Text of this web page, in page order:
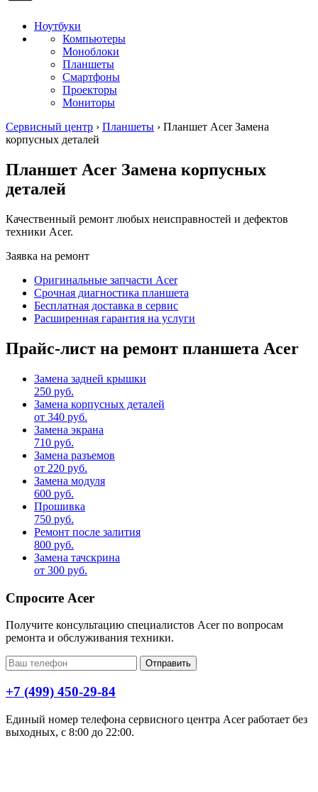
Ноутбуки
Компьютеры
Моноблоки
Планшеты
Смартфоны
Проекторы
Мониторы
Сервисный центр › Планшеты › Планшет Acer Замена
корпусных деталей
Планшет Acer Замена корпусных
деталей
Качественный ремонт любых неисправностей и дефектов
техники Acer.
Заявка на ремонт
Оригинальные запчасти Acer
Срочная диагностика планшета
Бесплатная доставка в сервис
Расширенная гарантия на услуги
Прайс-лист на ремонт планшета Acer
Замена задней крышки
250 руб.
Замена корпусных деталей
от 340 руб.
Замена экрана
710 руб.
Замена разъемов
от 220 руб.
Замена модуля
600 руб.
Прошивка
750 руб.
Ремонт после залития
800 руб.
Замена тачскрина
от 300 руб.
Спросите Acer
Получите консультацию специалистов Acer по вопросам
ремонта и обслуживания техники.
Отправить
+7 (499) 450-29-84
Единый номер телефона сервисного центра Acer работает без
выходных, с 8:00 до 22:00.